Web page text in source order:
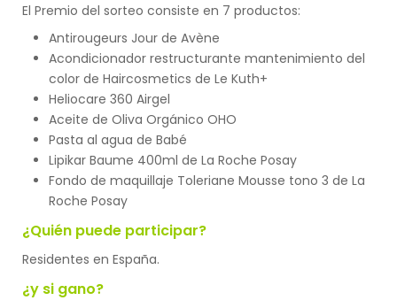
El Premio del sorteo consiste en 7 productos:
Antirougeurs Jour de Avène
Acondicionador restructurante mantenimiento del
color de Haircosmetics de Le Kuth+
Heliocare 360 Airgel
Aceite de Oliva Orgánico OHO
Pasta al agua de Babé
Lipikar Baume 400ml de La Roche Posay
Fondo de maquillaje Toleriane Mousse tono 3 de La
Roche Posay
¿Quién puede participar?
Residentes en España.
¿y si gano?